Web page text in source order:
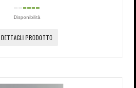
Disponibilità
DETTAGLI PRODOTTO